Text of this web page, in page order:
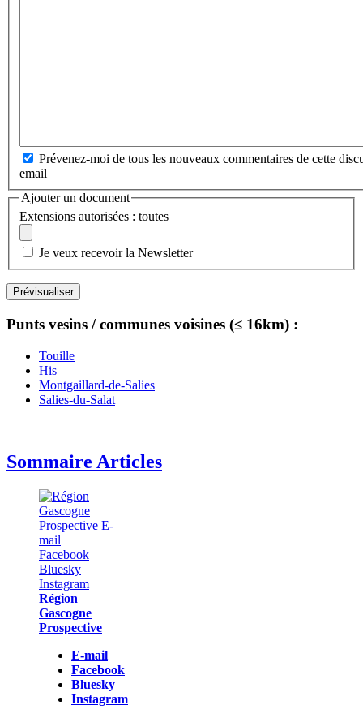
Prévenez-moi de tous les nouveaux commentaires de cette
email
Ajouter un document
Extensions autorisées : toutes
Je veux recevoir la Newsletter
Punts vesins / communes voisines (≤ 16km) :
Touille
His
Montgaillard-de-Salies
Salies-du-Salat
Sommaire Articles
Région
Gascogne
Prospective
E-mail
Facebook
Bluesky
Instagram